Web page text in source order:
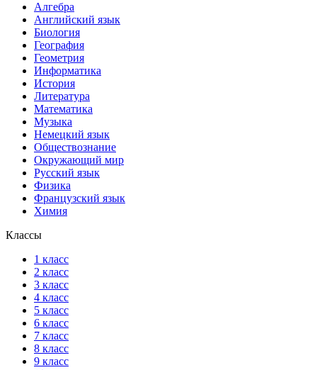
Алгебра
Английский язык
Биология
География
Геометрия
Информатика
История
Литература
Математика
Музыка
Немецкий язык
Обществознание
Окружающий мир
Русский язык
Физика
Французский язык
Химия
Классы
1 класс
2 класс
3 класс
4 класс
5 класс
6 класс
7 класс
8 класс
9 класс